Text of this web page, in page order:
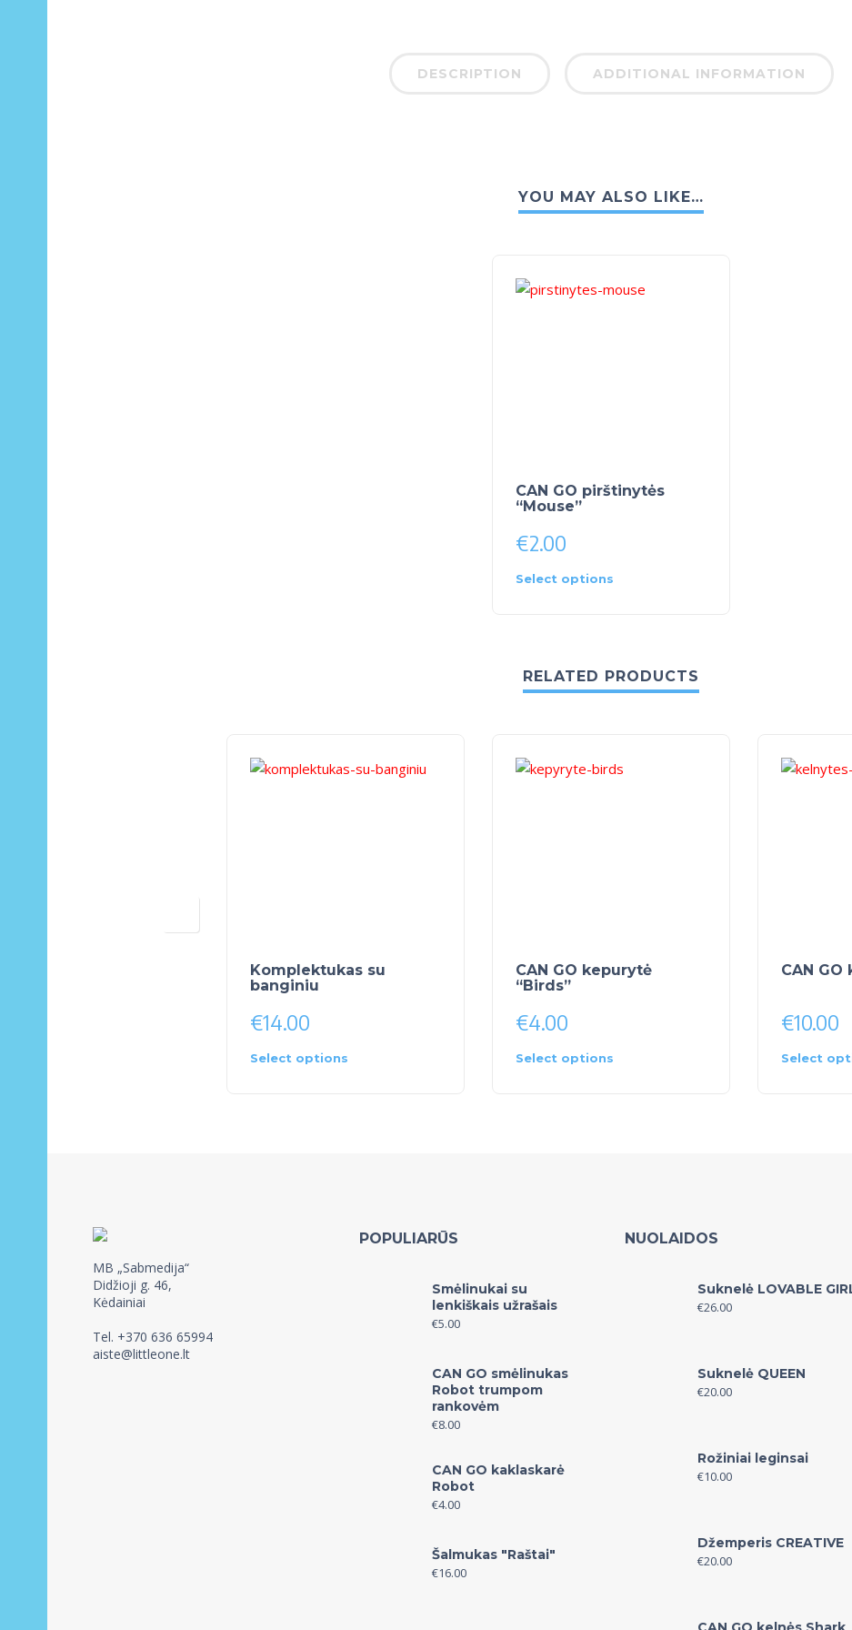
DESCRIPTION ADDITIONAL INFORMATION
YOU MAY ALSO LIKE…
CAN GO pirštinytės
“Mouse”
€2.00
Select options
RELATED PRODUCTS
Komplektukas su
banginiu
€14.00
Select options
CAN GO kepurytė
“Birds”
€4.00
Select options
CAN GO
€10.00
Select
MB „Sabmedija“
Didžioji g. 46,
Kėdainiai
Tel. +370 636 65994
aiste@littleone.lt
POPULIARŪS
Smėlinukai su
lenkiškais užrašais
€5.00
CAN GO smėlinukas
Robot trumpom
rankovėm
€8.00
CAN GO kaklaskarė
Robot
€4.00
Šalmukas "Raštai"
€16.00
NUOLAIDOS
Suknelė LOVABLE
€26.00
Suknelė QUEEN
€20.00
Rožiniai leginsai
€10.00
Džemperis CREATIVE
€20.00